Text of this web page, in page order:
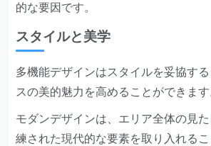
的な要因です。
スタイルと美学
多機能デザインはスタイルを妥協す
スの美的魅力を高めることができます
モダンデザインは、エリア全体の見
練された現代的な要素を取り入れるこ